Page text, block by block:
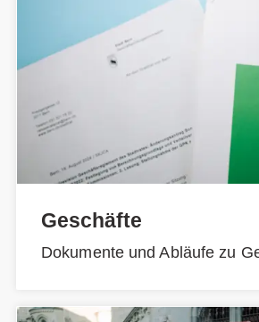
Geschäfte
Dokumente und Abläufe zu